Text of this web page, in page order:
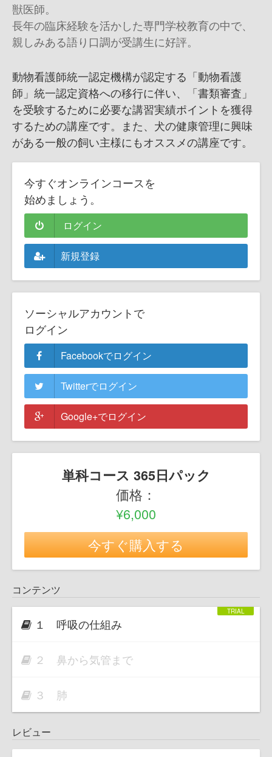
獣医師。
長年の臨床経験を活かした専門学校教育の中で、
親しみある語り口調が受講生に好評。
動物看護師統一認定機構が認定する「動物看護
師」統一認定資格への移行に伴い、「書類審査」
を受験するために必要な講習実績ポイントを獲得
するための講座です。また、犬の健康管理に興味
がある一般の飼い主様にもオススメの講座です。
今すぐオンラインコースを
始めましょう。
ログイン
新規登録
ソーシャルアカウントで
ログイン
Facebookでログイン
Twitterでログイン
Google+でログイン
単科コース 365日パック
価格：
¥6,000
今すぐ購入する
コンテンツ
１ 呼吸の仕組み
２ 鼻から気管まで
３ 肺
レビュー